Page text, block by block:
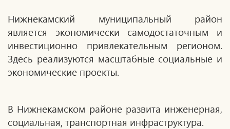
Нижнекамский муниципальный район
является экономически самодостаточным и
инвестиционно привлекательным регионом.
Здесь реализуются масштабные социальные и
экономические проекты.
В Нижнекамском районе развита инженерная,
социальная, транспортная инфраструктура.